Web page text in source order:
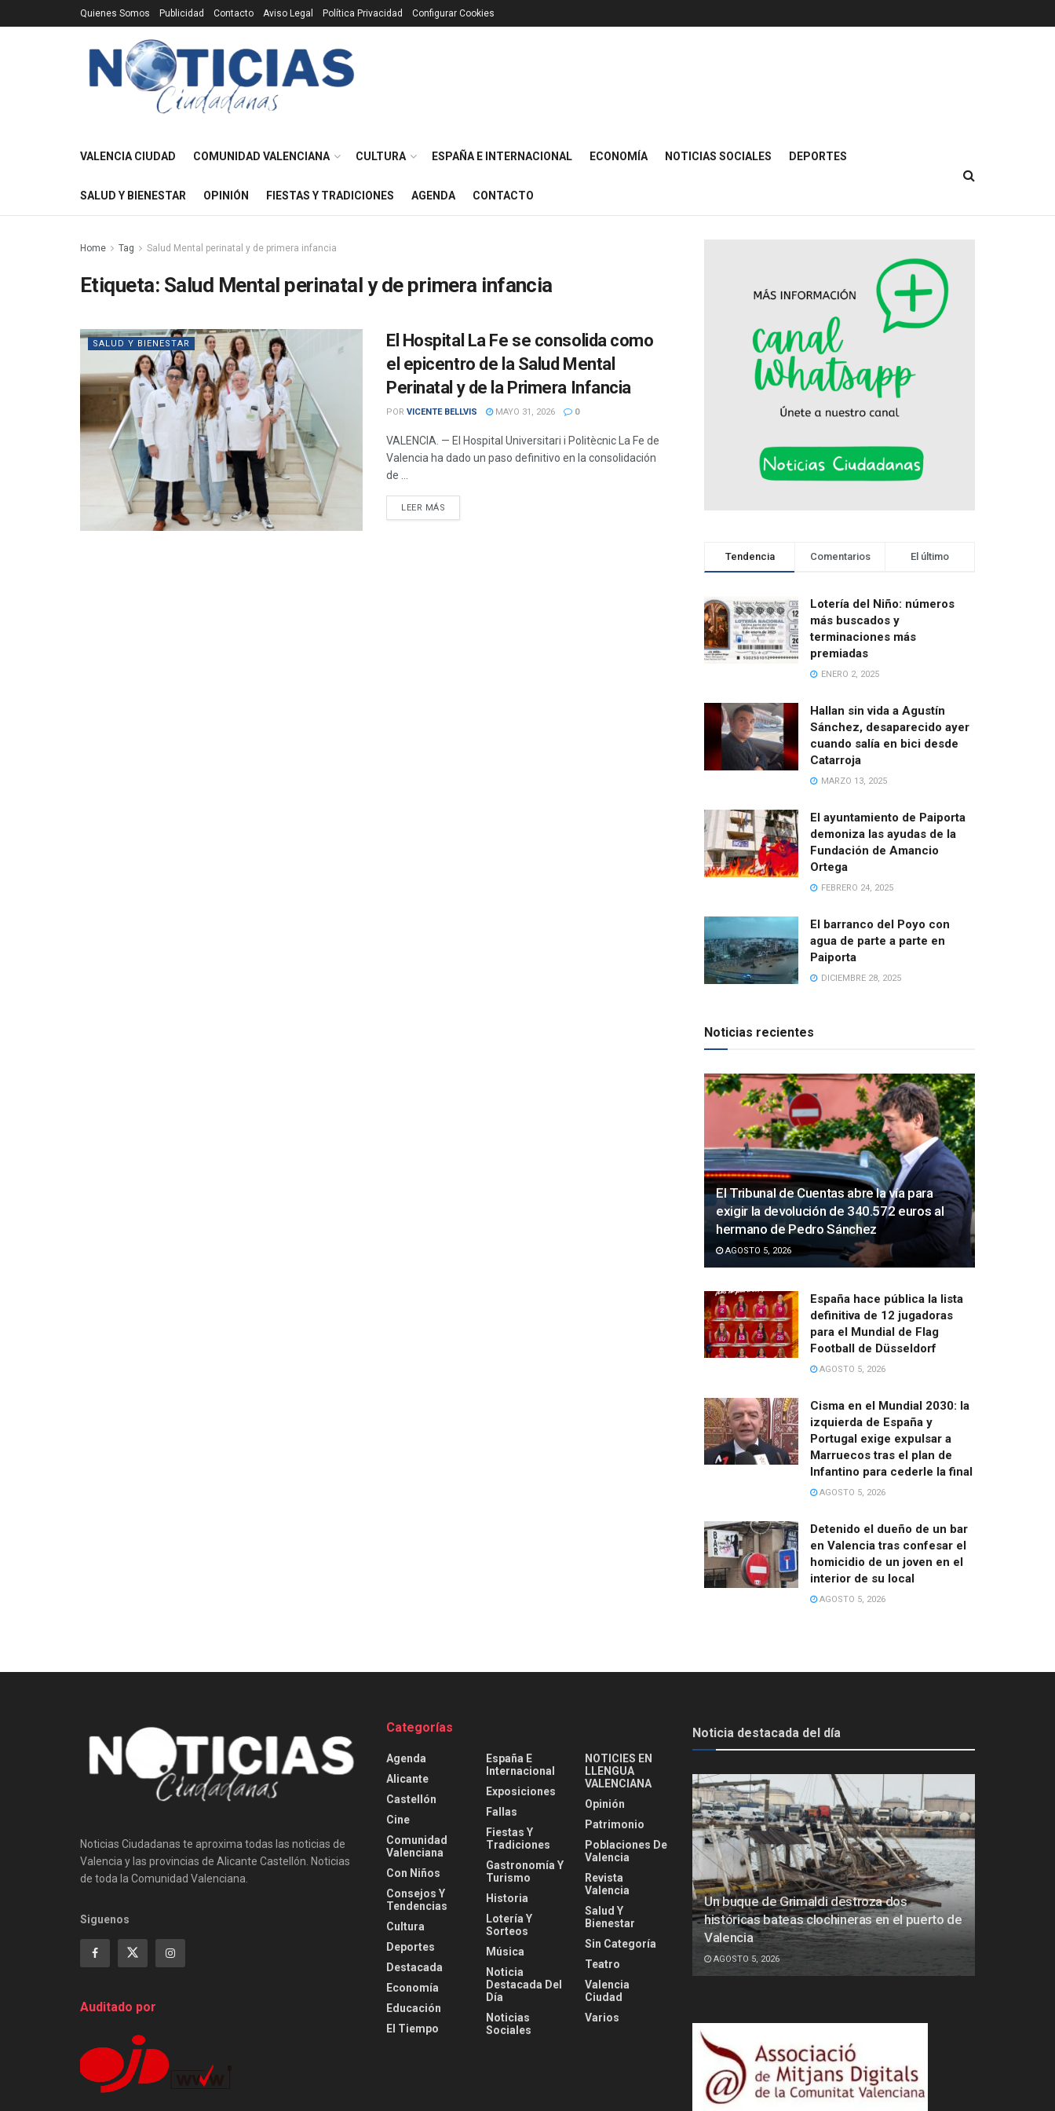
Quienes Somos Publicidad Contacto Aviso Legal Política Privacidad Configurar Cookies
VALENCIA CIUDAD COMUNIDAD VALENCIANA CULTURA ESPAÑA E INTERNACIONAL ECONOMÍA NOTICIAS SOCIALES DEPORTES
SALUD Y BIENESTAR OPINIÓN FIESTAS Y TRADICIONES AGENDA CONTACTO
Home Tag Salud Mental perinatal y de primera infancia
Etiqueta: Salud Mental perinatal y de primera infancia
SALUD Y BIENESTAR
El Hospital La Fe se consolida como
el epicentro de la Salud Mental
Perinatal y de la Primera Infancia
POR VICENTE BELLVIS MAYO 31, 2026 0
VALENCIA. — El Hospital Universitari i Politècnic La Fe de
Valencia ha dado un paso definitivo en la consolidación
de ...
LEER MÁS
Tendencia Comentarios El último
Lotería del Niño: números
más buscados y
terminaciones más
premiadas
ENERO 2, 2025
Hallan sin vida a Agustín
Sánchez, desaparecido ayer
cuando salía en bici desde
Catarroja
MARZO 13, 2025
El ayuntamiento de Paiporta
demoniza las ayudas de la
Fundación de Amancio
Ortega
FEBRERO 24, 2025
El barranco del Poyo con
agua de parte a parte en
Paiporta
DICIEMBRE 28, 2025
Noticias recientes
El Tribunal de Cuentas abre la vía para
exigir la devolución de 340.572 euros al
hermano de Pedro Sánchez
AGOSTO 5, 2026
España hace pública la lista
definitiva de 12 jugadoras
para el Mundial de Flag
Football de Düsseldorf
AGOSTO 5, 2026
Cisma en el Mundial 2030: la
izquierda de España y
Portugal exige expulsar a
Marruecos tras el plan de
Infantino para cederle la final
AGOSTO 5, 2026
Detenido el dueño de un bar
en Valencia tras confesar el
homicidio de un joven en el
interior de su local
AGOSTO 5, 2026
Noticias Ciudadanas te aproxima todas las noticias de
Valencia y las provincias de Alicante Castellón. Noticias
de toda la Comunidad Valenciana.
Siguenos
Auditado por
Categorías
Agenda
Alicante
Castellón
Cine
Comunidad
Valenciana
Con Niños
Consejos Y
Tendencias
Cultura
Deportes
Destacada
Economía
Educación
El Tiempo
España E
Internacional
Exposiciones
Fallas
Fiestas Y
Tradiciones
Gastronomía Y
Turismo
Historia
Lotería Y
Sorteos
Música
Noticia
Destacada Del
Día
Noticias
Sociales
NOTICIES EN
LLENGUA
VALENCIANA
Opinión
Patrimonio
Poblaciones De
Valencia
Revista
Valencia
Salud Y
Bienestar
Sin Categoría
Teatro
Valencia
Ciudad
Varios
Noticia destacada del día
Un buque de Grimaldi destroza dos
históricas bateas clochineras en el puerto de
Valencia
AGOSTO 5, 2026